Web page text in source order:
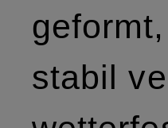
stabil